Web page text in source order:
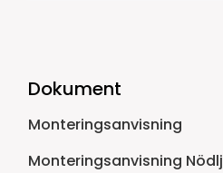
Dokument
Monteringsanvisning
Monteringsanvisning